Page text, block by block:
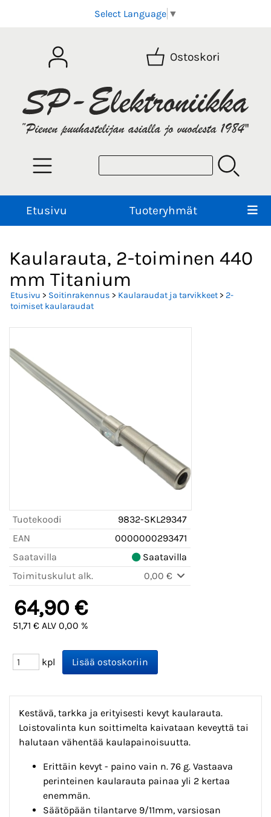
Select Language ▼
Ostoskori
Etusivu Tuoteryhmät
Kaularauta, 2-toiminen 440
mm Titanium
Etusivu > Soitinrakennus > Kaularaudat ja tarvikkeet> 2-
toimiset kaularaudat
Tuotekoodi
9832-SKL29347
EAN
0000000293471
Saatavilla
Saatavilla
Toimituskulut alk.
0,00 €
64,90 €
51,71 € ALV 0,00 %
kpl
Kestävä, tarkka ja erityisesti kevyt kaularauta.
Loistovalinta kun soittimelta kaivataan keveyttä tai
halutaan vähentää kaulapainoisuutta.
Erittäin kevyt - paino vain n. 76 g. Vastaava
perinteinen kaularauta painaa yli 2 kertaa
enemmän.
Säätöpään tilantarve 9/11mm, varsiosan